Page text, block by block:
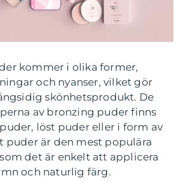
kommer i olika former,
och nyanser, vilket gör
skönhetsprodukt. De
av bronzing puder finns
löst puder eller i form av
puder är den mest populära
det är enkelt att applicera
och naturlig färg.